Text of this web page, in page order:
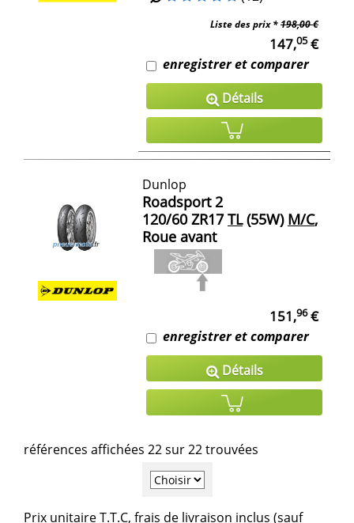
Liste des prix *198,00 €
147,05€
enregistrer et comparer
Détails
Dunlop
Roadsport 2
120/60 ZR17 TL(55W) M/C,
Roue avant
151,96€
enregistrer et comparer
Détails
références affichées 22 sur 22 trouvées
Prix unitaire T.T.C, frais de livraison inclus (sauf